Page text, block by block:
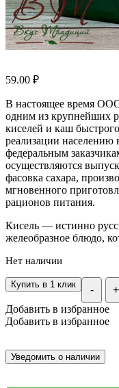
59.00 ₽
В настоящее время
одним из крупнейших
киселей и каш
реализации населению
федеральным
осуществляются
фасовка сахара,
мгновенного
рационов питания.
Кисель — истинно
желеобразное блюдо,
Нет наличии
- +
Купить в 1 клик
Добавить в избранное
Добавить в избранное